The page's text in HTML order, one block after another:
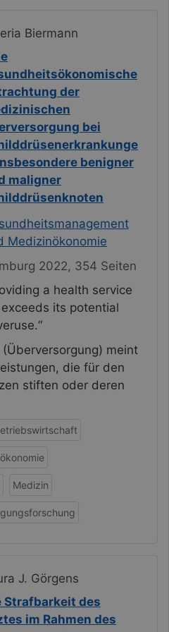
Biermann
der
bei
benigner
maligner
Medizinökonomie
2022, 354 Seiten
a health service
its potential
(Überversorgung) meint
die für den
stiften oder deren
Medizin
J. Görgens
Strafbarkeit des
im Rahmen des